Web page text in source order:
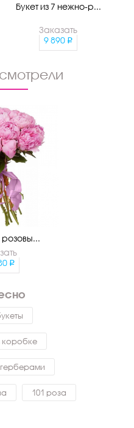
Букет из 7 нежно-р...
Заказать
9 890
розовы...
коробке
101 роза